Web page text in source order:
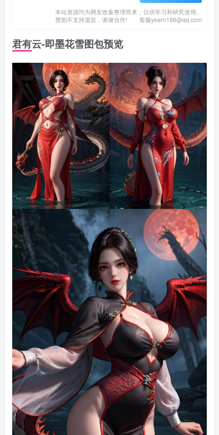
本站资源均为网友收集整理而来，仅供学习和研究使用。
赞助不支持退款，谢谢合作!
客服yearn186@qq.com
君有云-即墨花雪图包预览